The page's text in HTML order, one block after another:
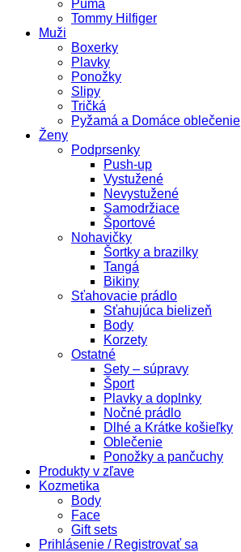
Puma
Tommy Hilfiger
Muži
Boxerky
Plavky
Ponožky
Slipy
Tričká
Pyžamá a Domáce oblečenie
Ženy
Podprsenky
Push-up
Vystužené
Nevystužené
Samodržiace
Športové
Nohavičky
Šortky a brazilky
Tangá
Bikiny
Sťahovacie prádlo
Sťahujúca bielizeň
Body
Korzety
Ostatné
Sety – súpravy
Šport
Plavky a doplnky
Nočné prádlo
Dlhé a Krátke košieľky
Oblečenie
Ponožky a pančuchy
Produkty v zľave
Kozmetika
Body
Face
Gift sets
Prihlásenie / Registrovať sa